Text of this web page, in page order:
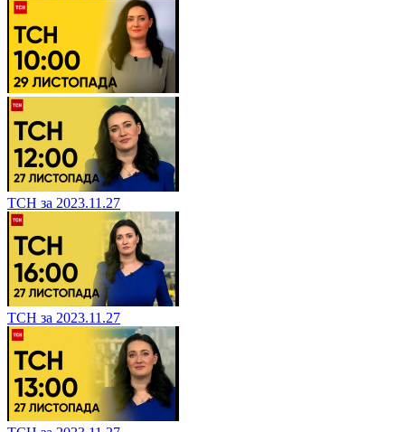
ТСН за 2023.11.27
ТСН за 2023.11.27